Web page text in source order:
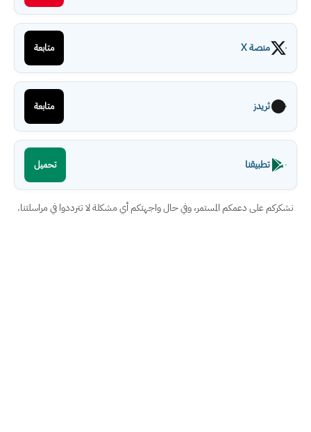
منصة X متابعة
ثريدز متابعة
تطبيقنا تحميل
نشكركم على دعمكم المستمر، وفي حال واجهتكم أي مشكلة لا تترددوا في مراسلتنا.